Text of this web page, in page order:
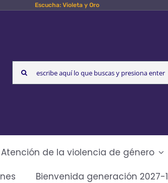
Escucha: Violeta y Oro
Search
for:
Atención de la violencia de género
Bienvenida generación 2027-1